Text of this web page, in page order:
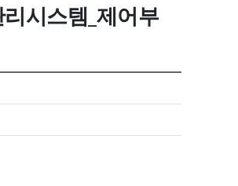
시스템_제어부